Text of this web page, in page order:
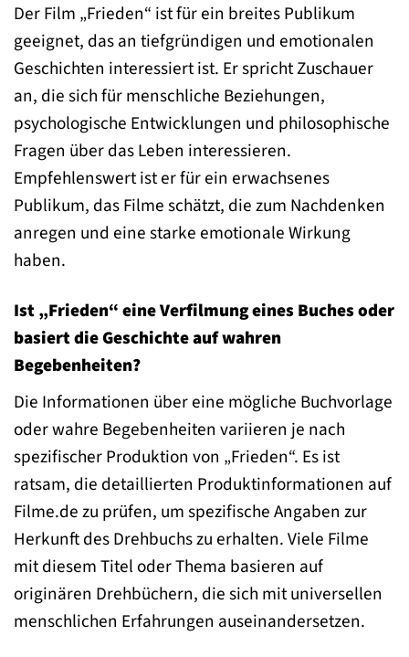
Der Film „Frieden“ ist für ein breites Publikum
geeignet, das an tiefgründigen und emotionalen
Geschichten interessiert ist. Er spricht Zuschauer
an, die sich für menschliche Beziehungen,
psychologische Entwicklungen und philosophische
Fragen über das Leben interessieren.
Empfehlenswert ist er für ein erwachsenes
Publikum, das Filme schätzt, die zum Nachdenken
anregen und eine starke emotionale Wirkung
haben.
Ist „Frieden“ eine Verfilmung eines Buches oder
basiert die Geschichte auf wahren
Begebenheiten?
Die Informationen über eine mögliche Buchvorlage
oder wahre Begebenheiten variieren je nach
spezifischer Produktion von „Frieden“. Es ist
ratsam, die detaillierten Produktinformationen auf
Filme.de zu prüfen, um spezifische Angaben zur
Herkunft des Drehbuchs zu erhalten. Viele Filme
mit diesem Titel oder Thema basieren auf
originären Drehbüchern, die sich mit universellen
menschlichen Erfahrungen auseinandersetzen.